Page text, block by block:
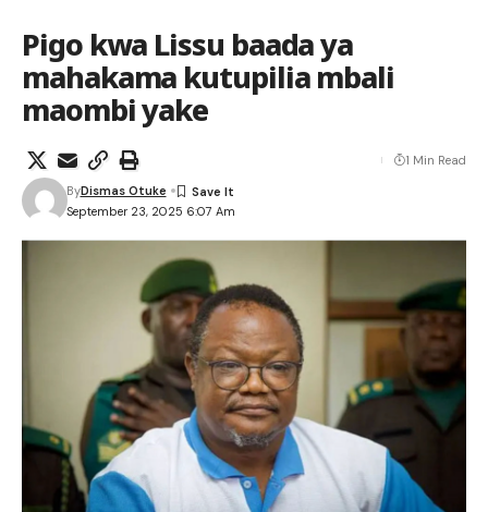
Pigo kwa Lissu baada ya
mahakama kutupilia mbali
maombi yake
September 23, 2025 6:07 Am
ByDismas Otuke
1 Min Read